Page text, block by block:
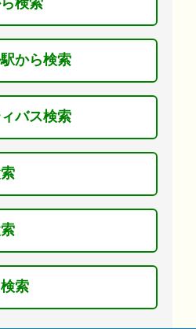
検索
から検索
バス検索
索